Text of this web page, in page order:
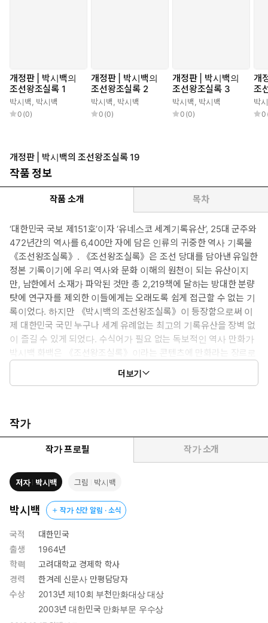
개정판 | 박시백의
조선왕조실록 1
박시백, 박시백
0 (0)
개정판 | 박시백의
조선왕조실록 2
박시백, 박시백
0 (0)
개정판 | 박시백의
조선왕조실록 3
박시백, 박시백
0 (0)
개
조
박
0
개정판 | 박시백의 조선왕조실록 19
작품 정보
작품 소개 목차
‘대한민국 국보 제151호’이자 ‘유네스코 세계기록유산’, 25대 군주와
472년간의 역사를 6,400만 자에 담은 인류의 귀중한 역사 기록물
《조선왕조실록》. 《조선왕조실록》은 조선 당대를 담아낸 유일한
정본 기록이기에 우리 역사와 문화 이해의 원천이 되는 유산이지
만, 남한에서 소재가 파악된 것만 총 2,219책에 달하는 방대한 분량
탓에 연구자를 제외한 이들에게는 오래도록 쉽게 접근할 수 없는 기
록이었다. 하지만 《박시백의 조선왕조실록》이 등장함으로써 이
제 대한민국 국민 누구나 세계 유례없는 최고의 기록유산을 장벽 없
이 즐길 수 있게 되었다. 수식어가 필요 없는 독보적인 역사 만화가
박시백 화백은 《조선왕조실록》이라는 콘텐츠에 만화라는 장르로
새로이 생명력을 불어넣었고, 그렇게 탄생한 《박시백의 조선왕조
실록》은 정사에 기반하여 탄탄한 구성과 균형 있는 사관을 갖추면
와 끊임없이 호흡하며 수많은 독자에게 사랑받아온 《박시백의 조
선왕조실록》은 여전히 독보적인 조선사 콘텐츠이다. 이에 완간 후
10년이 지난 지금 새롭게 단장하여 더 풍성해진 콘텐츠들과 함께
더보기
작가
작가 프로필 작가 소개
저자 박시백 그림 박시백
박시백 작가 신간 알림 · 소식
국적
대한민국
출생
1964년
학력
고려대학교 경제학 학사
경력
한겨레 신문사 만평담당자
수상
2013년 제10회 부천만화대상 대상
2003년 대한민국 만화부문 우수상